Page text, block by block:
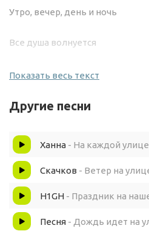
Утро, вечер, день и ночь
Все душа волнуется
От того, что ты живешь
На соседней улице
От того, что ты живешь
На соседней улице
Хорошо!
Будет солнце, будет дождь
Показать весь текст
Другие песни
Ханна - На каждой
Скачков - Ветер на
H1GH - Праздник на
Песня - Дождь идет на